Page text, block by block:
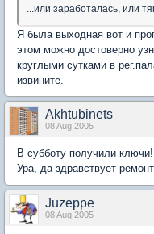
...или заработалась, или
Я была выходная вот и
этом можно достоверно
круглыми сутками в
извините.
Akhtubinets
08 Aug 2005
В субботу получили ключи!
Ура, да здравствует
Juzeppe
08 Aug 2005